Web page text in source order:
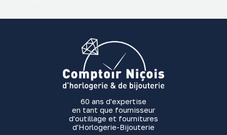
60 ans d'expertise
en tant que fournisseur
d'outillage et fournitures
d'Horlogerie-Bijouterie